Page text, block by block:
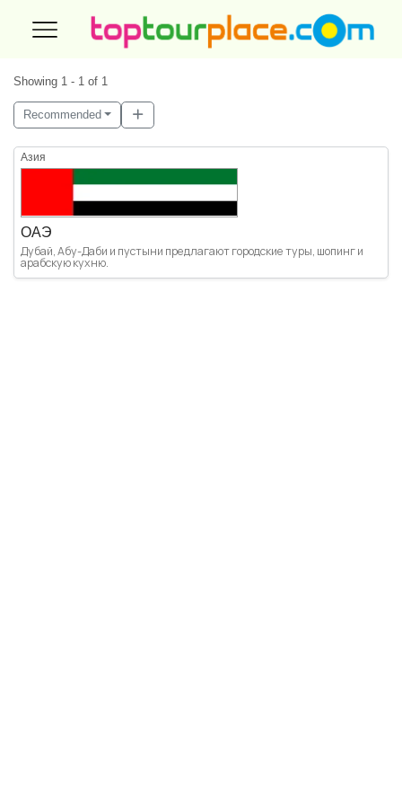
Showing 1 - 1 of 1
Recommended
Азия
ОАЭ
Дубай, Абу-Даби и пустыни предлагают городские туры, шопинг и
арабскую кухню.